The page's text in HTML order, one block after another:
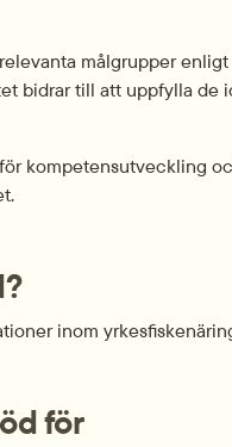
målgrupper
bidrar till att uppfylla de
kompetensutveckling
inom
för